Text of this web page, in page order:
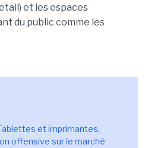
et les espaces
du public comme les
et imprimantes,
offensive sur le marché